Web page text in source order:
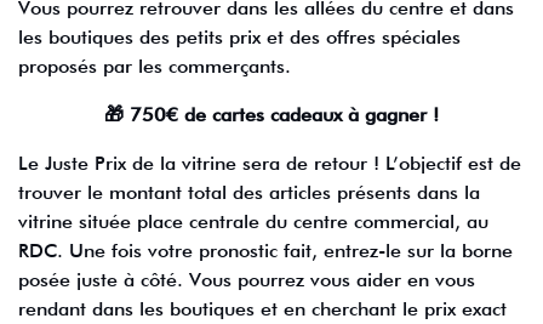
Vous pourrez retrouver dans les allées du centre et dans
les boutiques des petits prix et des offres spéciales
proposés par les commerçants.
🎁 750€ de cartes cadeaux à gagner !
Le Juste Prix de la vitrine sera de retour ! L’objectif est de
trouver le montant total des articles présents dans la
vitrine située place centrale du centre commercial, au
RDC. Une fois votre pronostic fait, entrez-le sur la borne
posée juste à côté. Vous pourrez vous aider en vous
rendant dans les boutiques et en cherchant le prix exact